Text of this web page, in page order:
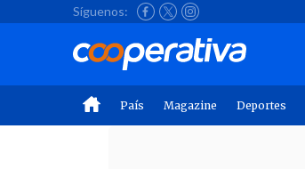
Síguenos:
País Magazine Deportes